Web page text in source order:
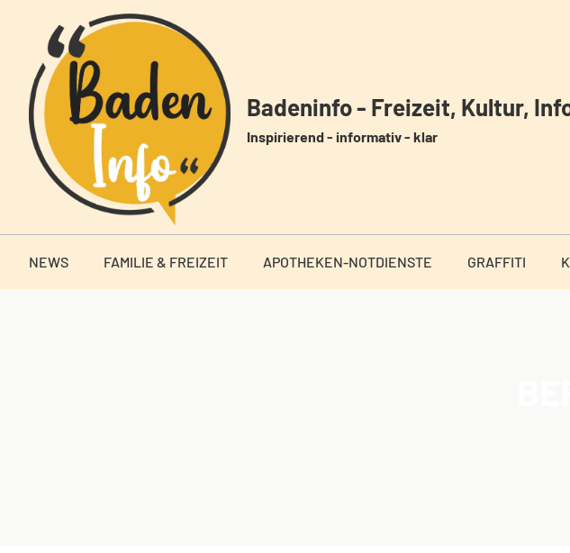
springen
Badeninfo - Freizeit, Kultur,
Inspirierend - informativ - klar
NEWS FAMILIE & FREIZEIT APOTHEKEN-NOTDIENSTE GRAFFITI